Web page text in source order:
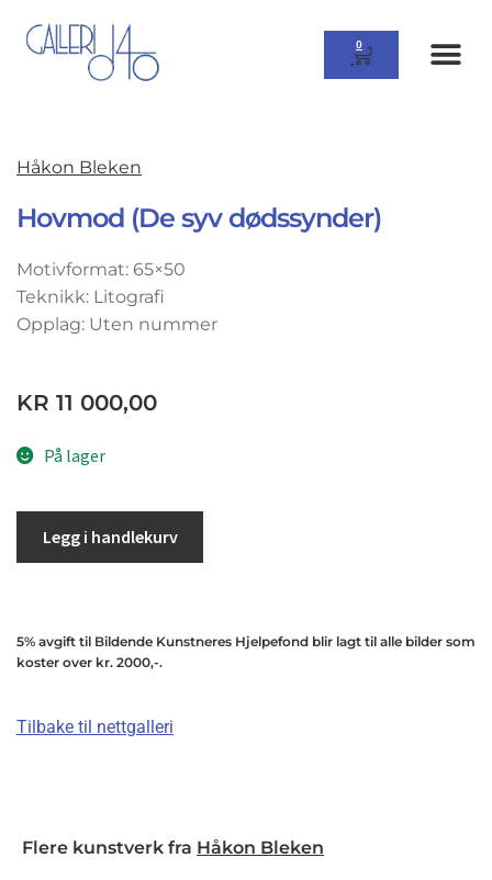
0
Håkon Bleken
Hovmod (De syv dødssynder)
Motivformat: 65×50
Teknikk: Litografi
Opplag: Uten nummer
KR 11 000,00
På lager
Legg i handlekurv
5% avgift til Bildende Kunstneres Hjelpefond blir lagt til alle bilder som
koster over kr. 2000,-.
Tilbake til nettgalleri
Flere kunstverk fra Håkon Bleken